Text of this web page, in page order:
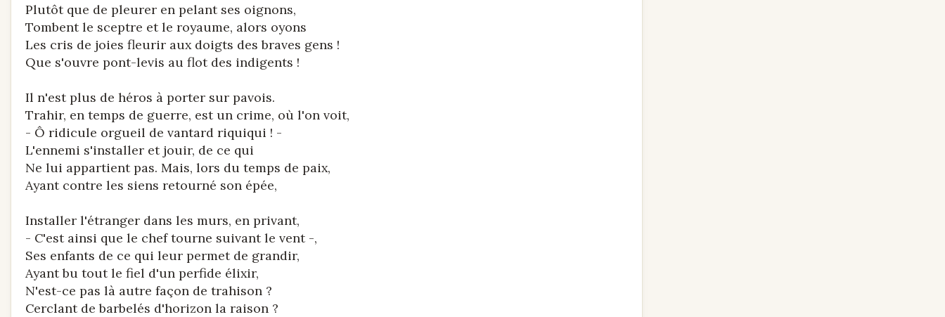
Plutôt que de pleurer en pelant ses oignons,
Tombent le sceptre et le royaume, alors oyons
Les cris de joies fleurir aux doigts des braves gens !
Que s'ouvre pont-levis au flot des indigents !
Il n'est plus de héros à porter sur pavois.
Trahir, en temps de guerre, est un crime, où l'on voit,
- Ô ridicule orgueil de vantard riquiqui ! -
L'ennemi s'installer et jouir, de ce qui
Ne lui appartient pas. Mais, lors du temps de paix,
Ayant contre les siens retourné son épée,
Installer l'étranger dans les murs, en privant,
- C'est ainsi que le chef tourne suivant le vent -,
Ses enfants de ce qui leur permet de grandir,
Ayant bu tout le fiel d'un perfide élixir,
N'est-ce pas là autre façon de trahison ?
Cerclant de barbelés d'horizon la raison ?